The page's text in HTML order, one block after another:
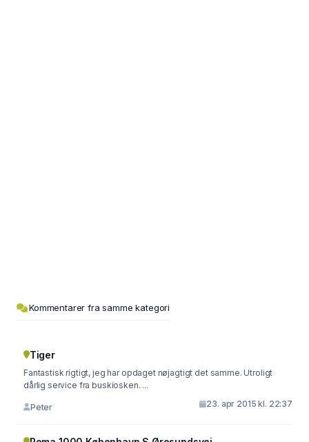
Kommentarer fra samme kategori
Tiger
Fantastisk rigtigt, jeg har opdaget nøjagtigt det samme. Utroligt
dårlig service fra buskiosken. ...
Peter 23. apr 2015 kl. 22:37